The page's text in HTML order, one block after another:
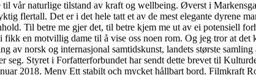
naturlige tilstand av kraft og wellbeing. Øverst i
flertall. Det er i det hele tatt et av de mest elegante dyrene
Til betre me gjer det, til betre kjem me ut av ei potensiell
en motvillig dame til å vise oss noen rom. Og jeg tror at det
av norsk og internasjonal samtidskunst, landets største
Styret i Forfatterforbundet har sendt dette brevet til
2018. Meny Ett stabilt och mycket hållbart bord. Filmkraft